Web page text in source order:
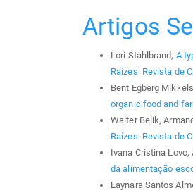
Artigos
Lori Stahlbrand, A
Raízes: Revista de
Bent Egberg
organic food and
Walter Belik,
Raízes: Revista de
Ivana Cristina
da alimentação
Laynara Santos